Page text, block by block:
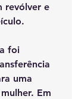
revólver e
foi
uma
Em